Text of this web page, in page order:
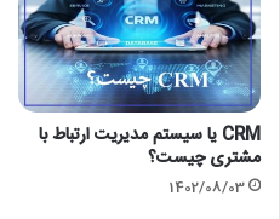
CRM یا سیستم مدیریت ارتباط با
مشتری چیست؟
1402/08/03